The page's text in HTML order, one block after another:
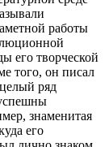
работы
его творческой
того, он писал
ряд
знаменитая
его